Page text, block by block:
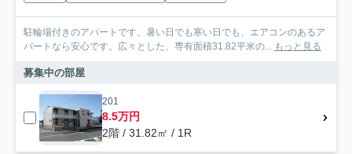
駐輪場付きのアパートです。暑い日でも寒い日でも、エアコンのあるア
パートなら安心です。広々とした、専有面積31.82平米の... もっと見る
募集中の部屋
201
8.5万円
2階 / 31.82㎡ / 1R